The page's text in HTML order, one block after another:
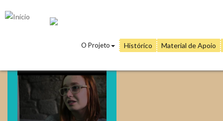
O Projeto Histórico Material de Apoio